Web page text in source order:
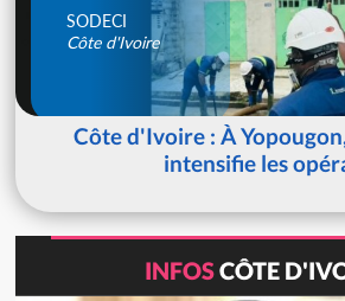
SODECI
Côte d'Ivoire
Côte d'Ivoire : À
intensifie les
INFOSCÔTE